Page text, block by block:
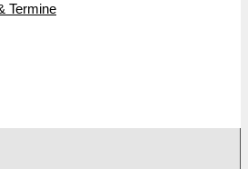
Termine